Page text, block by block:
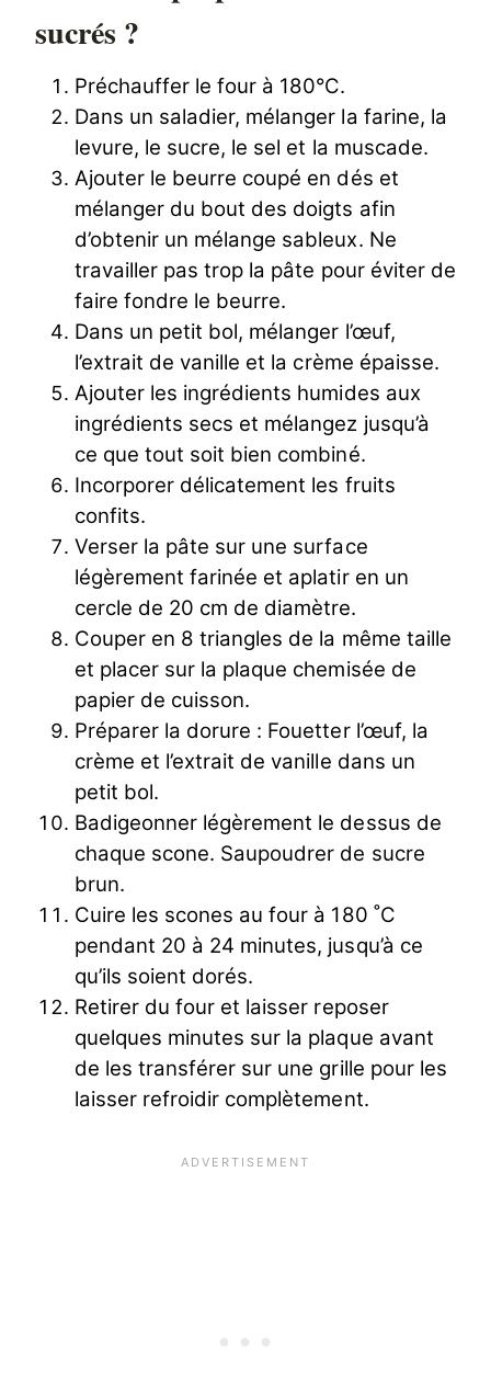
sucrés ?
Préchauffer le four à 180°C.
Dans un saladier, mélanger la farine, la
levure, le sucre, le sel et la muscade.
Ajouter le beurre coupé en dés et
mélanger du bout des doigts afin
d’obtenir un mélange sableux. Ne
travailler pas trop la pâte pour éviter de
faire fondre le beurre.
Dans un petit bol, mélanger l’œuf,
l’extrait de vanille et la crème épaisse.
Ajouter les ingrédients humides aux
ingrédients secs et mélangez jusqu’à
ce que tout soit bien combiné.
Incorporer délicatement les fruits
confits.
Verser la pâte sur une surface
légèrement farinée et aplatir en un
cercle de 20 cm de diamètre.
Couper en 8 triangles de la même taille
et placer sur la plaque chemisée de
papier de cuisson.
Préparer la dorure : Fouetter l’œuf, la
crème et l’extrait de vanille dans un
petit bol.
Badigeonner légèrement le dessus de
chaque scone. Saupoudrer de sucre
brun.
Cuire les scones au four à 180 ˚C
pendant 20 à 24 minutes, jusqu’à ce
qu’ils soient dorés.
Retirer du four et laisser reposer
quelques minutes sur la plaque avant
de les transférer sur une grille pour les
laisser refroidir complètement.